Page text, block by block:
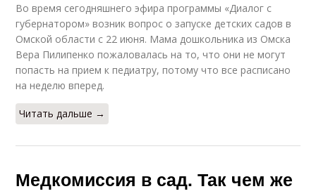
Во время сегодняшнего эфира программы «Диалог с
губернатором» возник вопрос о запуске детских садов в
Омской области с 22 июня. Мама дошкольника из Омска
Вера Пилипенко пожаловалась на то, что они не могут
попасть на прием к педиатру, потому что все расписано
на неделю вперед.
Читать дальше →
Медкомиссия в сад. Так чем же